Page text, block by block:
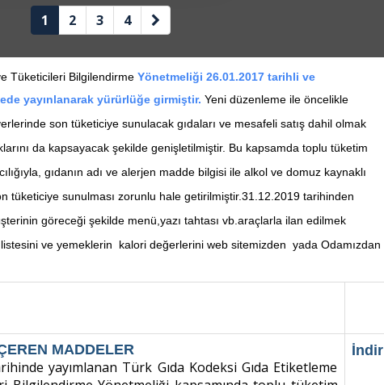
1 2 3 4
Tüketicileri Bilgilendirme Yönetmeliği 26.01.2017 tarihli ve
yayınlanarak yürürlüğe girmiştir. Yeni düzenleme ile öncelikle
son tüketiciye sunulacak gıdaları ve mesafeli satış dahil olmak
da kapsayacak şekilde genişletilmiştir. Bu kapsamda toplu tüketim
gıdanın adı ve alerjen madde bilgisi ile alkol ve domuz kaynaklı
tüketiciye sunulması zorunlu hale getirilmiştir.31.12.2019 tarihinden
göreceği şekilde menü,yazı tahtası vb.araçlarla ilan edilmek
ve yemeklerin kalori değerlerini web sitemizden yada Odamızdan
MADDELER
yayımlanan Türk Gıda Kodeksi Gıda Etiketleme
İndir